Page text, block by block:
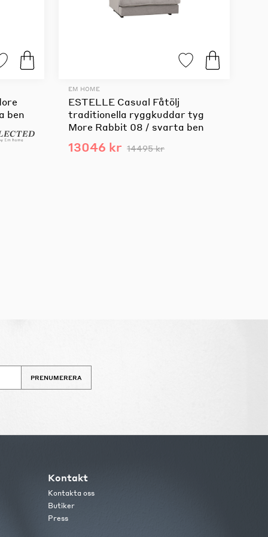
ben
EM HOME
ESTELLE Casual Fåtölj
traditionella ryggkuddar tyg
More Rabbit 08 / svarta ben
13046 kr 14495 kr
PRENUMERERA
Kontakt
Kontakta oss
Butiker
Press